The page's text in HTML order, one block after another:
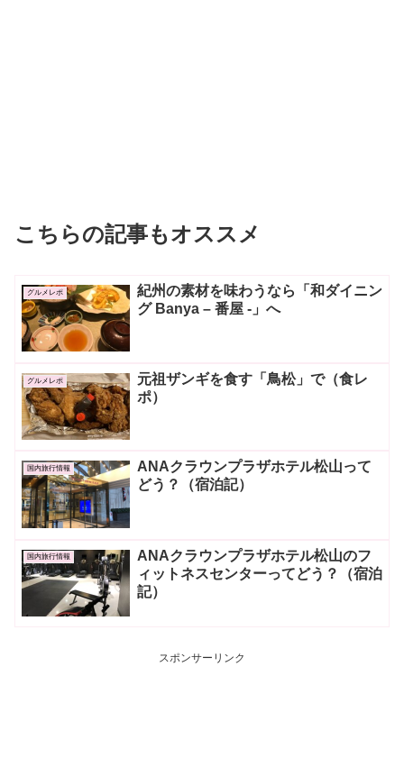
こちらの記事もオススメ
グルメレポ
紀州の素材を味わうなら「和ダイニン
グ Banya – 番屋 -」へ
グルメレポ
元祖ザンギを食す「鳥松」で（食レ
ポ）
国内旅行情報
ANAクラウンプラザホテル松山って
どう？（宿泊記）
国内旅行情報
ANAクラウンプラザホテル松山のフ
ィットネスセンターってどう？（宿泊
記）
スポンサーリンク